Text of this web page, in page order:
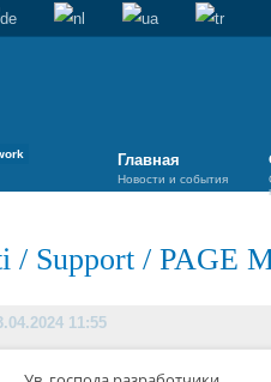
Главная
Новости и события
/ Support / PAGE
11:55